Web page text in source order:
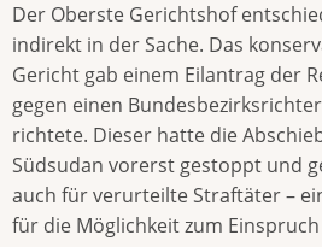
Der Oberste Gerichtshof
indirekt in der Sache. Das
Gericht gab einem Eilantrag der
gegen einen
richtete. Dieser hatte die
Südsudan vorerst gestoppt und
auch für verurteilte Straftäter –
für die Möglichkeit zum